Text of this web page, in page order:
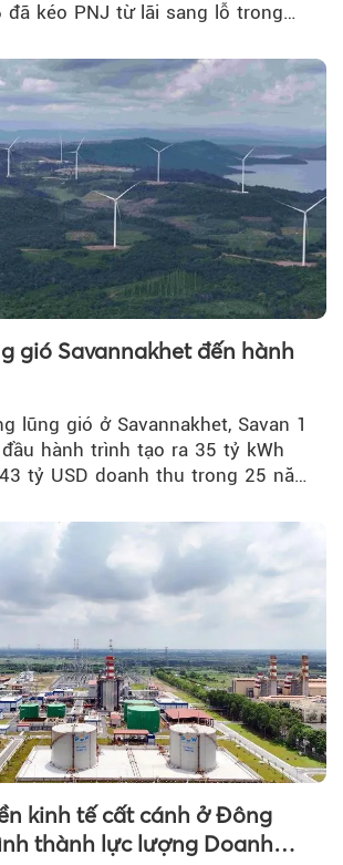
đã kéo PNJ từ lãi sang lỗ trong
gió Savannakhet đến hành
lũng gió ở Savannakhet, Savan 1
hành trình tạo ra 35 tỷ kWh
tỷ USD doanh thu trong 25 năm
kinh tế cất cánh ở Đông
thành lực lượng Doanh